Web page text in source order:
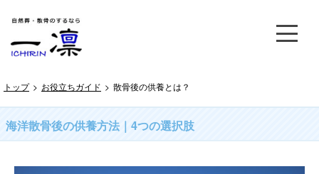
トップ > お役立ちガイド > 散骨後の供養とは？
海洋散骨後の供養方法｜4つの選択肢